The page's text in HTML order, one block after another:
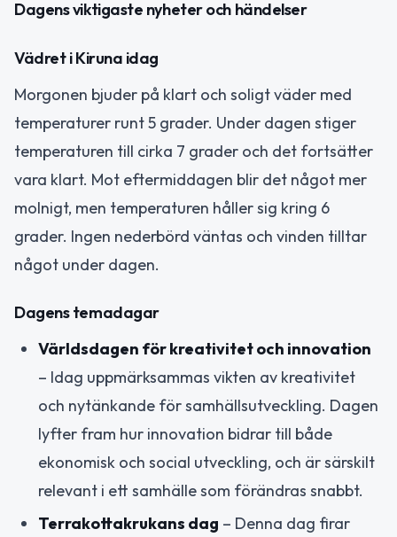
Dagens viktigaste nyheter och händelser
Vädret i Kiruna idag
Morgonen bjuder på klart och soligt väder med
temperaturer runt 5 grader. Under dagen stiger
temperaturen till cirka 7 grader och det fortsätter
vara klart. Mot eftermiddagen blir det något mer
molnigt, men temperaturen håller sig kring 6
grader. Ingen nederbörd väntas och vinden tilltar
något under dagen.
Dagens temadagar
Världsdagen för kreativitet och innovation
– Idag uppmärksammas vikten av kreativitet
och nytänkande för samhällsutveckling. Dagen
lyfter fram hur innovation bidrar till både
ekonomisk och social utveckling, och är särskilt
relevant i ett samhälle som förändras snabbt.
Terrakottakrukans dag – Denna dag firar